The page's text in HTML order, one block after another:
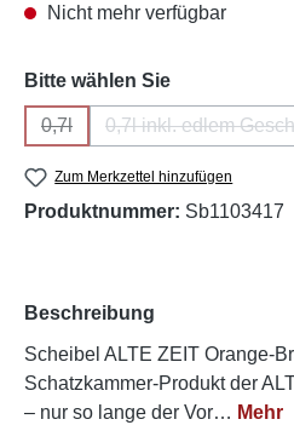
Nicht mehr verfügbar
Bitte wählen Sieauswählen
0,7l
(Diese Option ist zurzeit nicht
0,7l inkl. edlem
Zum Merkzettel hinzufügen
Produktnummer: Sb1103417
Beschreibung
Scheibel ALTE ZEIT Orange-
Schatzkammer-Produkt der
– nur so lange der Vor… Mehr